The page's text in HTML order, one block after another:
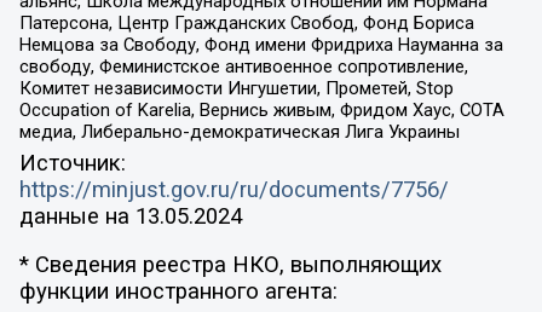
Патерсона, Центр Гражданских Свобод, Фонд Бориса
Немцова за Свободу, Фонд имени Фридриха Науманна за
свободу, Феминистское антивоенное сопротивление,
Комитет независимости Ингушетии, Прометей, Stop
Occupation of Karelia, Вернись живым, Фридом Хаус, СОТА
медиа, Либерально-демократическая Лига Украины
Источник:
https://minjust.gov.ru/ru/documents/7756/
данные на 13.05.2024
* Сведения реестра НКО, выполняющих
функции иностранного агента: